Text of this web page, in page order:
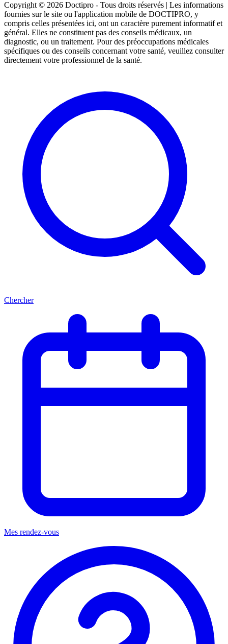
Copyright © 2026 Doctipro - Tous droits réservés | Les informations
fournies sur le site ou l'application mobile de DOCTIPRO, y
compris celles présentées ici, ont un caractère purement informatif et
général. Elles ne constituent pas des conseils médicaux, un
diagnostic, ou un traitement. Pour des préoccupations médicales
spécifiques ou des conseils concernant votre santé, veuillez consulter
directement votre professionnel de la santé.
Chercher
Mes rendez-vous